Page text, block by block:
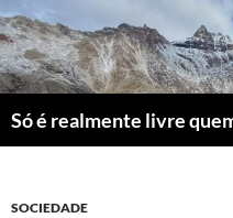
Skip
to
content
SOCIEDADE